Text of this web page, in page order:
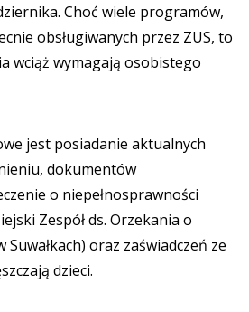
Choć wiele programów,
obsługiwanych przez ZUS, to
wciąż wymagają osobistego
jest posiadanie aktualnych
dokumentów
o niepełnosprawności
Zespół ds. Orzekania o
Suwałkach) oraz zaświadczeń ze
dzieci.